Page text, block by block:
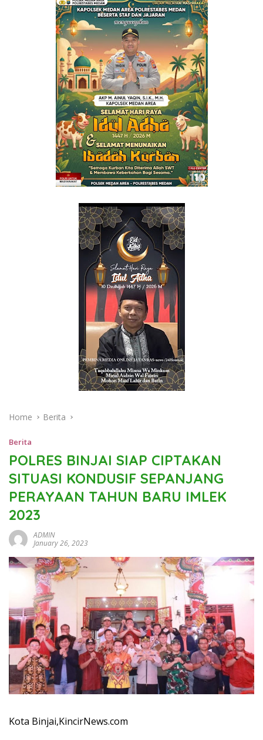
Home Berita
Berita
POLRES BINJAI SIAP CIPTAKAN
SITUASI KONDUSIF SEPANJANG
PERAYAAN TAHUN BARU IMLEK
2023
ADMIN
January 26, 2023
Kota Binjai,KincirNews.com